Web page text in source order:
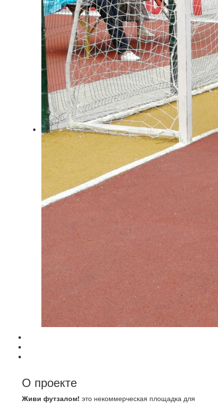
О проекте
Живи футзалом! это некоммерческая площадка для